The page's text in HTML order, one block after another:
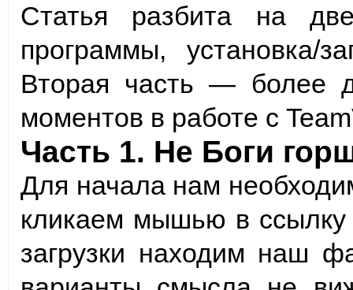
Статья разбита на
программы, установка/
Вторая часть — более
моментов в работе с
Часть 1. Не Боги
Для начала нам
кликаем мышью в
загрузки находим наш